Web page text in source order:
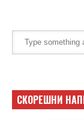
СКОРЕШНИ